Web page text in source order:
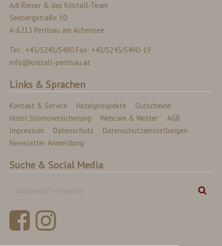
Adi Rieser & das Kristall-Team
Seebergstraße 10
A-6213 Pertisau am Achensee
Tel.: +43/5243/5490 Fax: +43/5243/5490-19
info@kristall-pertisau.at
Links & Sprachen
Kontakt & Service Hotelprospekte
Gutscheine
Hotel Stornoversicherung
Webcam & Wetter
AGB
Impressum
Datenschutz
Datenschutzeinstellungen
Newsletter Anmeldung
Suche & Social Media